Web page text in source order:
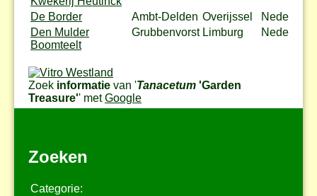
De Border Ambt-Delden Overijssel
Nederland
Den Mulder
Boomteelt
Grubbenvorst Limburg Nederland
Zoek informatie van 'Tanacetum 'Garden
Treasure'' metGoogle
Zoeken
Categorie: